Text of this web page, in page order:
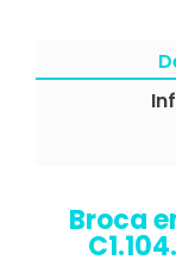
Broca